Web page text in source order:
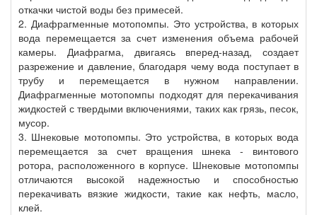
откачки чистой воды без примесей.
2. Диафрагменные мотопомпы. Это устройства, в которых
вода перемещается за счет изменения объема рабочей
камеры. Диафрагма, двигаясь вперед-назад, создает
разрежение и давление, благодаря чему вода поступает в
трубу и перемещается в нужном направлении.
Диафрагменные мотопомпы подходят для перекачивания
жидкостей с твердыми включениями, таких как грязь, песок,
мусор.
3. Шнековые мотопомпы. Это устройства, в которых вода
перемещается за счет вращения шнека - винтового
ротора, расположенного в корпусе. Шнековые мотопомпы
отличаются высокой надежностью и способностью
перекачивать вязкие жидкости, такие как нефть, масло,
клей.